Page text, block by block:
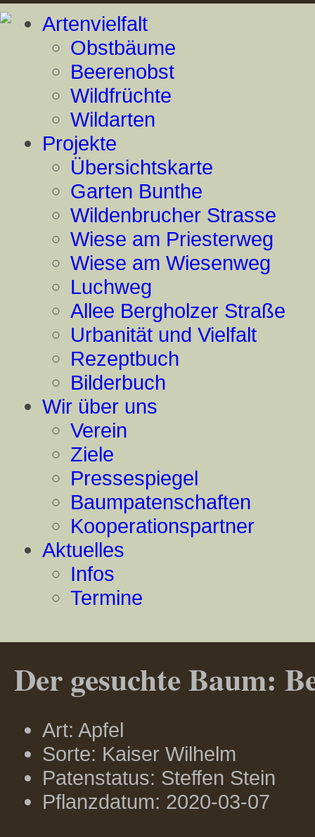
Artenvielfalt
Obstbäume
Beerenobst
Wildfrüchte
Wildarten
Projekte
Übersichtskarte
Garten Bunthe
Wildenbrucher Strasse
Wiese am Priesterweg
Wiese am Wiesenweg
Luchweg
Allee Bergholzer Straße
Urbanität und Vielfalt
Rezeptbuch
Bilderbuch
Wir über uns
Verein
Ziele
Pressespiegel
Baumpatenschaften
Kooperationspartner
Aktuelles
Infos
Termine
Der gesuchte Baum:
Art: Apfel
Sorte: Kaiser Wilhelm
Patenstatus: Steffen Stein
Pflanzdatum: 2020-03-07